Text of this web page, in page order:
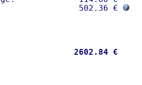
502.36 €
Brutto: 2602.84 €